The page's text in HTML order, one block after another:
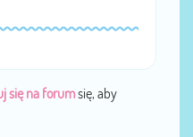
się na forumsię, aby